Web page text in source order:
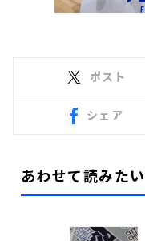
ポスト
シェア
あわせて読みたい